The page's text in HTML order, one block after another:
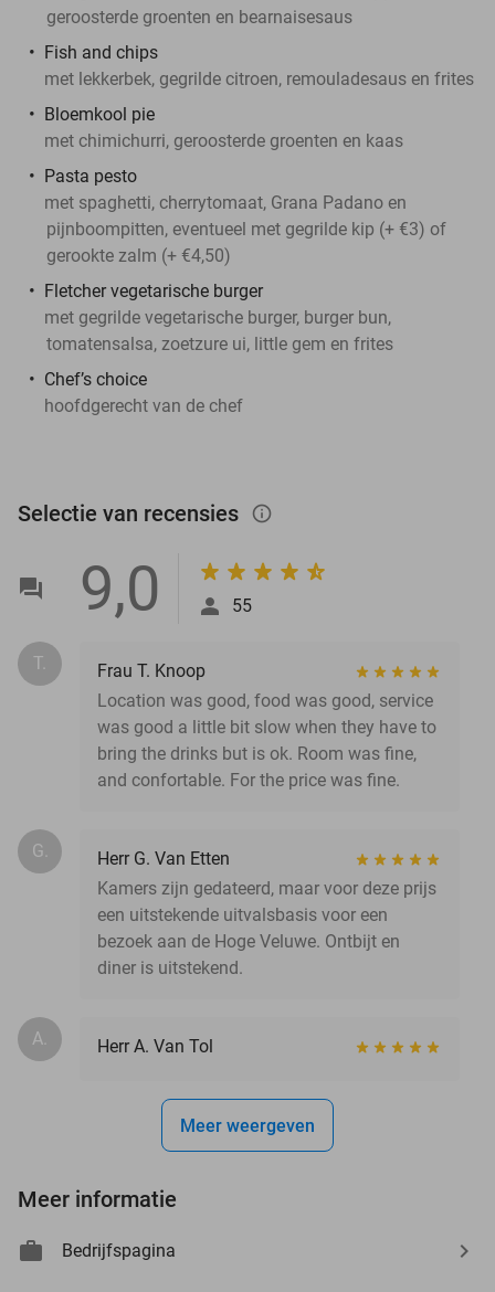
geroosterde groenten en bearnaisesaus
Fish and chips
met lekkerbek, gegrilde citroen, remouladesaus en frites
Bloemkool pie
met chimichurri, geroosterde groenten en kaas
Pasta pesto
met spaghetti, cherrytomaat, Grana Padano en
pijnboompitten, eventueel met gegrilde kip (+ €3) of
gerookte zalm (+ €4,50)
Fletcher vegetarische burger
met gegrilde vegetarische burger, burger bun,
tomatensalsa, zoetzure ui, little gem en frites
Chef’s choice
hoofdgerecht van de chef
Selectie van recensies info_outlined
9,0 55
T.
Frau T. Knoop
Location was good, food was good, service
was good a little bit slow when they have to
bring the drinks but is ok. Room was fine,
and confortable. For the price was fine.
G.
Herr G. Van Etten
Kamers zijn gedateerd, maar voor deze prijs
een uitstekende uitvalsbasis voor een
bezoek aan de Hoge Veluwe. Ontbijt en
diner is uitstekend.
A. Herr A. Van Tol
Meer weergeven
Meer informatie
Bedrijfspagina